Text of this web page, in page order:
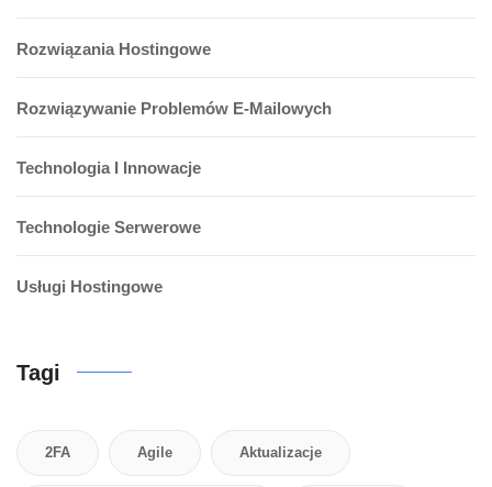
Rozwiązania Hostingowe
Rozwiązywanie Problemów E-Mailowych
Technologia I Innowacje
Technologie Serwerowe
Usługi Hostingowe
Tagi
2FA Agile Aktualizacje